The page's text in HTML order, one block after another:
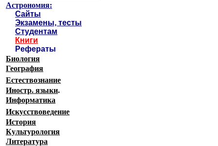
Астрономия:
Сайты
Экзамены, тесты
Студентам
Книги
Рефераты
Биология
География
Естествознание
Иностр. языки.
Информатика
Искусствоведение
История
Культурология
Литература